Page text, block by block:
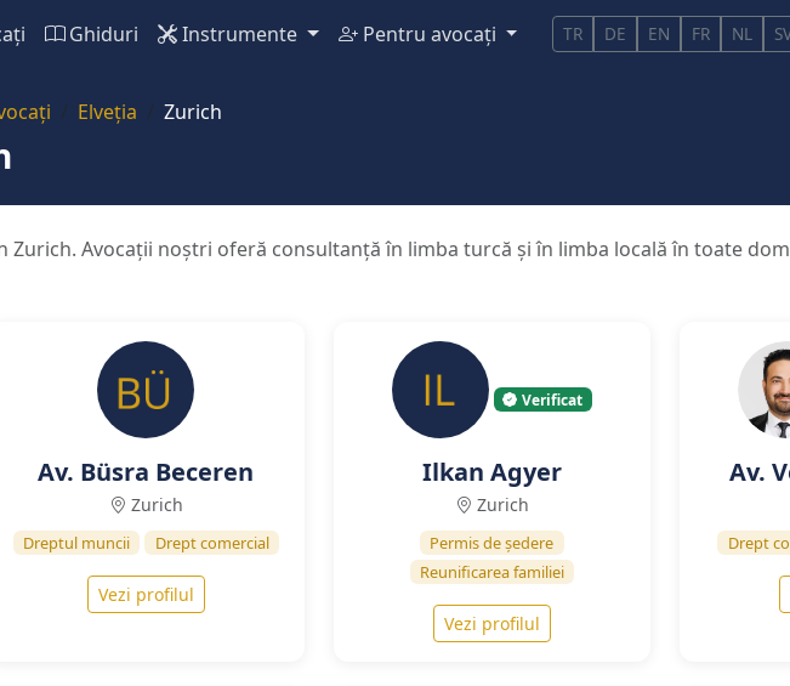
Ghiduri Instrumente Pentru avocați TR DE EN FR NL
Elveția Zurich
Zurich. Avocații noștri oferă consultanță în limba turcă și în limba locală în toate
Av. Büsra Beceren
Zurich
Dreptul muncii Drept comercial
Vezi profilul
Verificat
Ilkan Agyer
Zurich
Permis de ședere
Reunificarea familiei
Vezi profilul
Av.
Drept